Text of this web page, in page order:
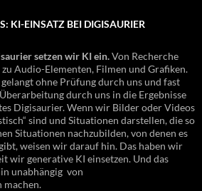
KI-EINSATZ BEI DIGISAURIER
setzen wir KI ein.Von Recherche
Audio-Elementen, Filmen und Grafiken.
ohne Prüfung durch uns und fast
durch uns in die Ergebnisse
Digisaurier. Wenn wir Bilder oder Videos
sind und Situationen darstellen, die so
Situationen nachzubilden, von denen es
weisen wir darauf hin. Das haben wir
wir generative KI einsetzen. Und das
unabhängig von
machen.